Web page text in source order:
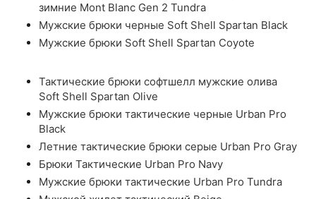
зимние Mont Blanc Gen 2 Tundra
Мужские брюки черные Soft Shell Spartan Black
Мужские брюки Soft Shell Spartan Coyote
Тактические брюки софтшелл мужские олива
Soft Shell Spartan Olive
Мужские брюки тактические черные Urban Pro
Black
Летние тактические брюки серые Urban Pro Gray
Брюки Тактические Urban Pro Navy
Мужские брюки тактические Urban Pro Tundra